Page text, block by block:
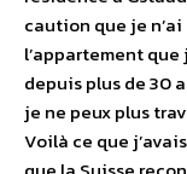
caution que je
l’appartement
depuis plus de 30
je ne peux plus
Voilà ce que